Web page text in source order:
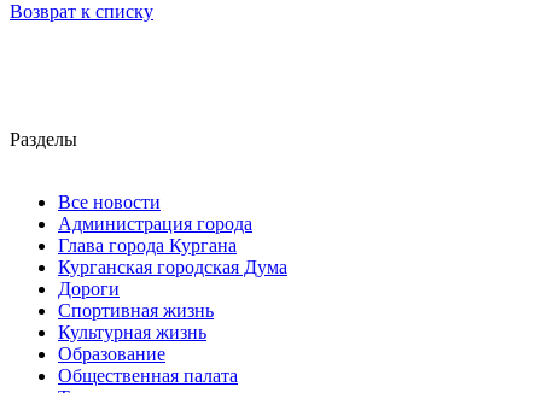
Возврат к списку
Разделы
Все новости
Администрация города
Глава города Кургана
Курганская городская Дума
Дороги
Спортивная жизнь
Культурная жизнь
Образование
Общественная палата